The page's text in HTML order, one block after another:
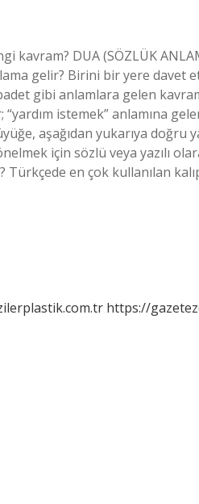
kavram? DUA (SÖZLÜK
gelir? Birini bir yere davet
gibi anlamlara gelen
istemek” anlamına
aşağıdan yukarıya doğru
için sözlü veya yazılı
Türkçede en çok kullanılan
https://